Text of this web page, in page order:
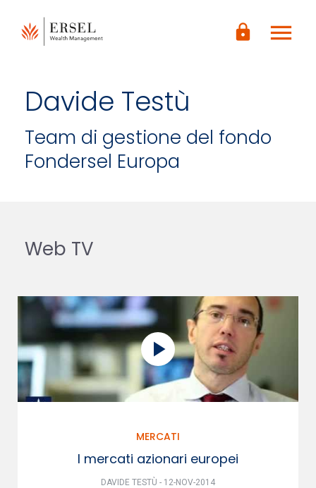
CONTENUTO
PRINCIPALE
PAGINA
lock menu
Davide Testù
Team di gestione del fondo
Fondersel Europa
Web TV
MERCATI
I mercati azionari europei
DAVIDE TESTÙ - 12-NOV-2014